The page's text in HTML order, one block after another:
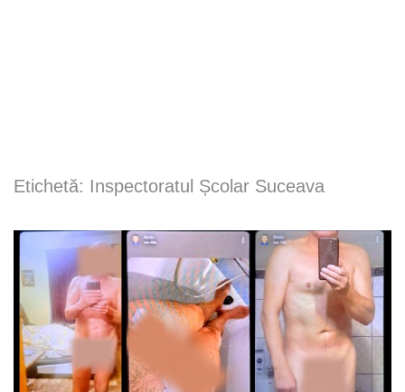
Etichetă: Inspectoratul Școlar Suceava